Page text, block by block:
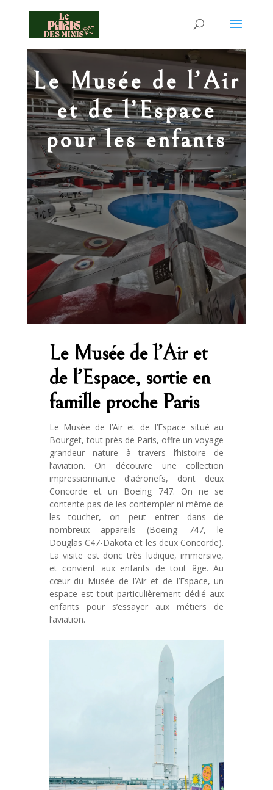
Le Musée de l’Air
et de l’Espace
pour les enfants
Le Musée de l’Air et
de l’Espace, sortie en
famille proche Paris
Le Musée de l’Air et de l’Espace situé au
Bourget, tout près de Paris, offre un voyage
grandeur nature à travers l’histoire de
l’aviation. On découvre une collection
impressionnante d’aéronefs, dont deux
Concorde et un Boeing 747. On ne se
contente pas de les contempler ni même de
les toucher, on peut entrer dans de
nombreux appareils (Boeing 747, le
Douglas C47-Dakota et les deux Concorde).
La visite est donc très ludique, immersive,
et convient aux enfants de tout âge. Au
cœur du Musée de l’Air et de l’Espace, un
espace est tout particulièrement dédié aux
enfants pour s’essayer aux métiers de
l’aviation.